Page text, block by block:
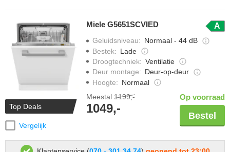
Top Deals
Vergelijk
Miele G5651SCVIED A
Geluidsniveau: Normaal - 44 dB
Bestek: Lade
Droogtechniek: Ventilatie
Deur montage: Deur-op-deur
Hoogte: Normaal
Meestal 1199,-
1049,-
Op voorraad
Bestel